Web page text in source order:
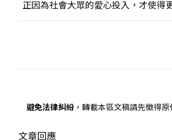
正因為社會大眾的愛心投入，才使
避免法律糾紛 ，轉載本區文稿請先徵得原
文章回應